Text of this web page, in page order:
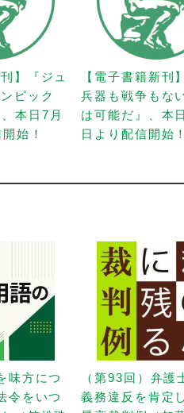
】『ジュ
ピック
本日7月
始！
【電子書籍新刊
兵器も戦争もな
は可能だ』、本
日より配信開始！
味方につ
令をいつ
（第93回）弁護
義務違反を肯定